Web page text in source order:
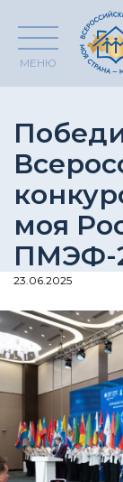
МЕНЮ
моя
ПМЭФ-
23.06.2025